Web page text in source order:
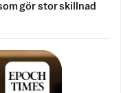
gör stor skillnad